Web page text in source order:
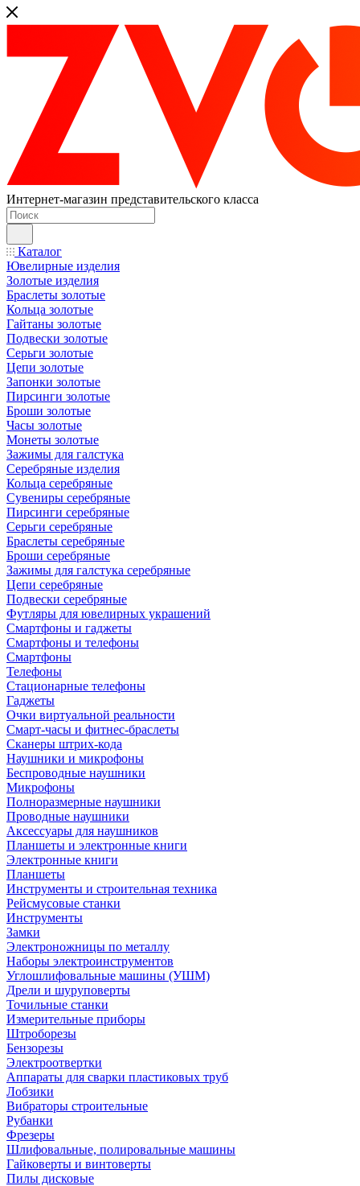
Интернет-магазин представительского класса
Каталог
Ювелирные изделия
Золотые изделия
Браслеты золотые
Кольца золотые
Гайтаны золотые
Подвески золотые
Серьги золотые
Цепи золотые
Запонки золотые
Пирсинги золотые
Броши золотые
Часы золотые
Монеты золотые
Зажимы для галстука
Серебряные изделия
Кольца серебряные
Сувениры серебряные
Пирсинги серебряные
Серьги серебряные
Браслеты серебряные
Броши серебряные
Зажимы для галстука серебряные
Цепи серебряные
Подвески серебряные
Футляры для ювелирных украшений
Смартфоны и гаджеты
Смартфоны и телефоны
Смартфоны
Телефоны
Стационарные телефоны
Гаджеты
Очки виртуальной реальности
Смарт-часы и фитнес-браслеты
Сканеры штрих-кода
Наушники и микрофоны
Беспроводные наушники
Микрофоны
Полноразмерные наушники
Проводные наушники
Аксессуары для наушников
Планшеты и электронные книги
Электронные книги
Планшеты
Инструменты и строительная техника
Рейсмусовые станки
Инструменты
Замки
Электроножницы по металлу
Наборы электроинструментов
Углошлифовальные машины (УШМ)
Дрели и шуруповерты
Точильные станки
Измерительные приборы
Штроборезы
Бензорезы
Электроотвертки
Аппараты для сварки пластиковых труб
Лобзики
Вибраторы строительные
Рубанки
Фрезеры
Шлифовальные, полировальные машины
Гайковерты и винтоверты
Пилы дисковые